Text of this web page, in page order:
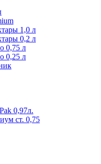
1,0 л
0,2 л
0,75 л
0,25 л
0,97л.
ст. 0,75